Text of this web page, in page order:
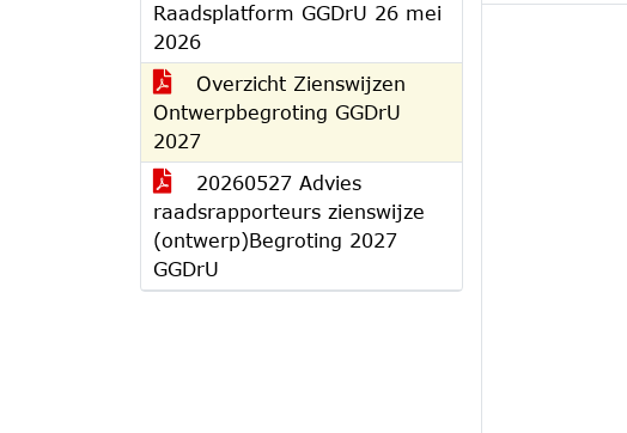
Raadsplatform GGDrU 26 mei
2026
Overzicht Zienswijzen
Ontwerpbegroting GGDrU
2027
20260527 Advies
raadsrapporteurs zienswijze
(ontwerp)Begroting 2027
GGDrU